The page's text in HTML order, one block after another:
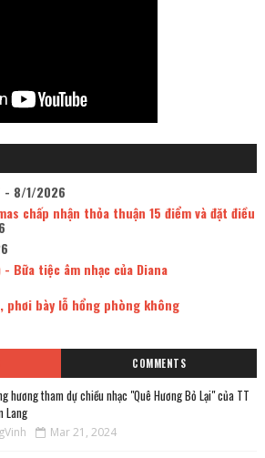
- 8/1/2026
chấp nhận thỏa thuận 15 điểm và đặt điều
Bữa tiệc âm nhạc của Diana
phơi bày lỗ hổng phòng không
COMMENTS
hương tham dự chiều nhạc "Quê Hương Bỏ Lại" của TT
Lang
Mar 21, 2024